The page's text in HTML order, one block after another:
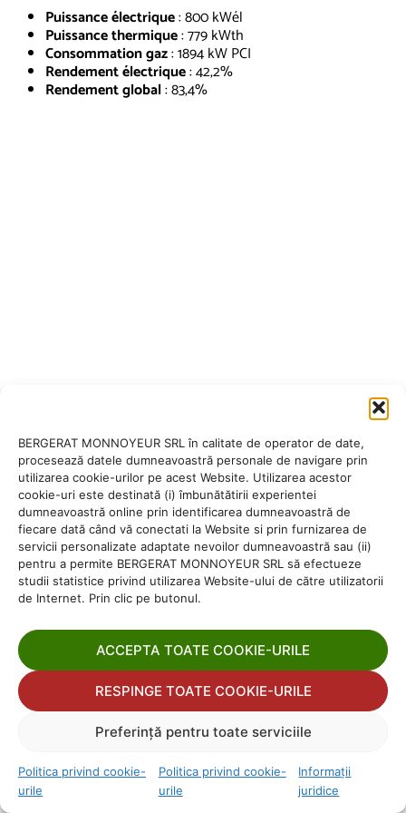
BERGERAT MONNOYEUR SRL în calitate de operator de date,
procesează datele dumneavoastră personale de navigare prin
utilizarea cookie-urilor pe acest Website. Utilizarea acestor
cookie-uri este destinată (i) îmbunătătirii experientei
dumneavoastră online prin identificarea dumneavoastră de
fiecare dată când vă conectati la Website si prin furnizarea de
servicii personalizate adaptate nevoilor dumneavoastră sau (ii)
pentru a permite BERGERAT MONNOYEUR SRL să efectueze
studii statistice privind utilizarea Website-ului de către utilizatorii
de Internet. Prin clic pe butonul.
ACCEPTA TOATE COOKIE-URILE
RESPINGE TOATE COOKIE-URILE
Preferință pentru toate serviciile
Politica privind cookie-
urile
Politica privind cookie-
urile
Informații
juridice
Puissance électrique: 800 kWél
Puissance thermique: 779 kWth
Consommation gaz: 1894 kW PCI
Rendement électrique: 42,2%
Rendement global: 83,4%
Gestionează consimțământul